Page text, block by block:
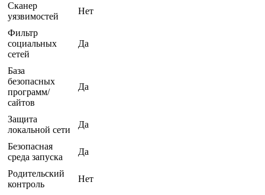
Сканер
уязвимостей
Нет
Фильтр
социальных
сетей
Да
База
безопасных
программ/
сайтов
Да
Защита
локальной сети
Да
Безопасная
среда запуска
Да
Родительский
контроль
Нет